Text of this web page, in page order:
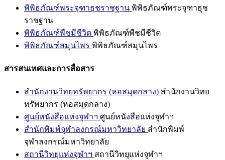
พิพิธภัณฑ์พระจุฑาธุชราชฐาน พิพิธภัณฑ์พระจุฑาธุช
ราชฐาน
พิพิธภัณฑ์พืชมีชีวิต พิพิธภัณฑ์พืชมีชีวิต
พิพิธภัณฑ์สมุนไพร พิพิธภัณฑ์สมุนไพร
สารสนเทศและการสื่อสาร
สำนักงานวิทยทรัพยากร (หอสมุดกลาง) สำนักงานวิทย
ทรัพยากร (หอสมุดกลาง)
ศูนย์หนังสือแห่งจุฬาฯ ศูนย์หนังสือแห่งจุฬาฯ
สำนักพิมพ์จุฬาลงกรณ์มหาวิทยาลัย สำนักพิมพ์
จุฬาลงกรณ์มหาวิทยาลัย
สถานีวิทยุแห่งจุฬาฯ สถานีวิทยุแห่งจุฬาฯ